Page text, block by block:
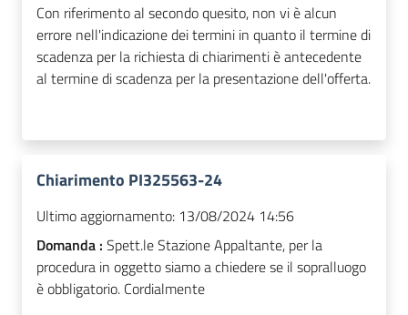
Con riferimento al secondo quesito, non vi è alcun
errore nell'indicazione dei termini in quanto il termine di
scadenza per la richiesta di chiarimenti è antecedente
al termine di scadenza per la presentazione dell'offerta.
Chiarimento PI325563-24
Ultimo aggiornamento: 13/08/2024 14:56
Domanda : Spett.le Stazione Appaltante, per la
procedura in oggetto siamo a chiedere se il sopralluogo
è obbligatorio. Cordialmente